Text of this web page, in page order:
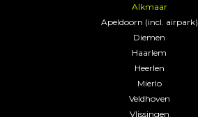
Alkmaar
Apeldoorn (incl. airpark)
Diemen
Haarlem
Heerlen
Mierlo
Veldhoven
Vlissingen